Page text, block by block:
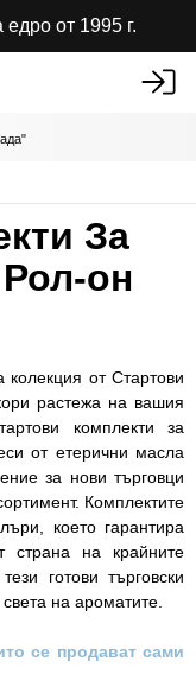
от 1995 г.
За
он
от Стартови
растежа на вашия
комплекти за
от етерични масла
за нови търговци
Комплектите
което гарантира
страна на крайните
готови търговски
на ароматите.
се продават сами